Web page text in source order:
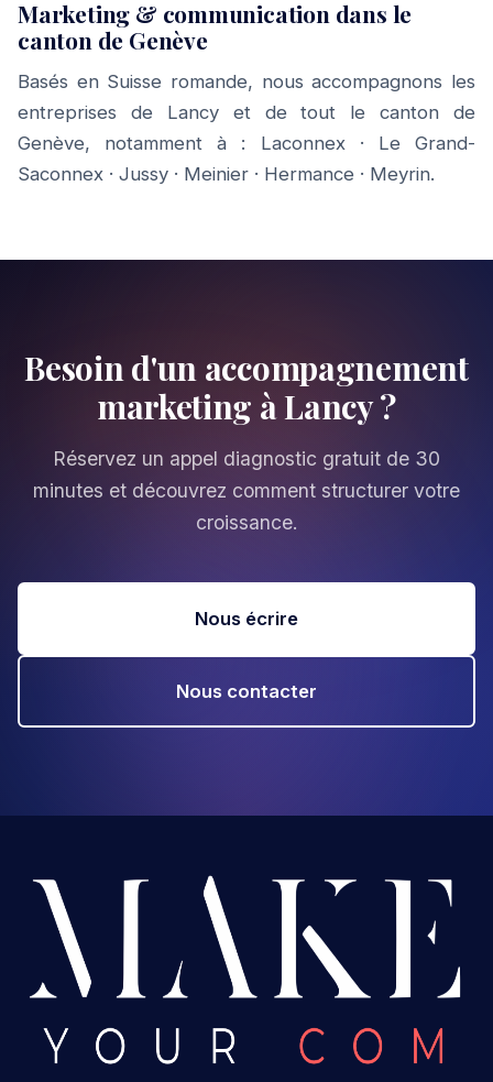
Marketing & communication dans le
canton de Genève
Basés en Suisse romande, nous accompagnons les
entreprises de Lancy et de tout le canton de
Genève, notamment à : Laconnex· Le Grand-
Saconnex · Jussy · Meinier · Hermance · Meyrin.
Besoin d'un accompagnement
marketing à Lancy ?
Réservez un appel diagnostic gratuit de 30
minutes et découvrez comment structurer votre
croissance.
Nous écrire
Nous contacter